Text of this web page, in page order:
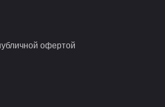
офертой